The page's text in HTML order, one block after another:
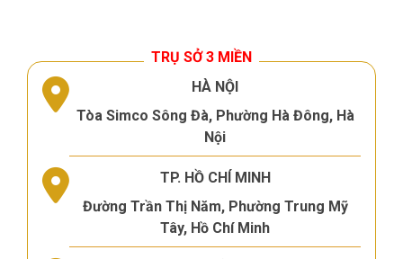
TRỤ SỞ 3 MIỀN
HÀ NỘI
Tòa Simco Sông Đà, Phường Hà Đông, Hà
Nội
TP. HỒ CHÍ MINH
Đường Trần Thị Năm, Phường Trung Mỹ
Tây, Hồ Chí Minh